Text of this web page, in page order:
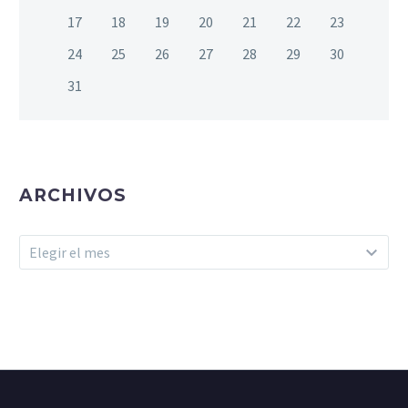
17
18 19 20 21 22
23
24
25 26 27 28 29
30
31
ARCHIVOS
Archivos
Elegir el mes